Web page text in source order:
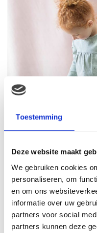
Toestemming
Deze website maakt
We gebruiken cookies
personaliseren, om
en om ons
informatie over uw
partners voor social
partners kunnen deze